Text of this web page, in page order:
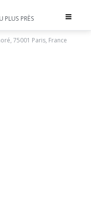
Toggle
PLUS PRÈS
75001 Paris, France